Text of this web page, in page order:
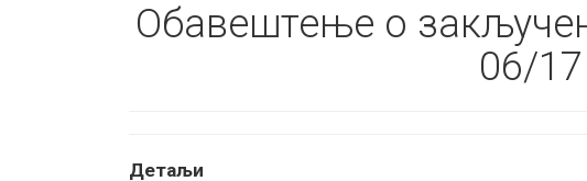
Обавештење о
06/17
Детаљи